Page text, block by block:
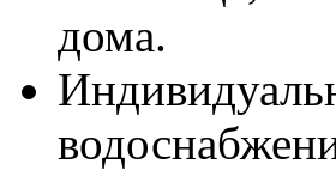
дома.